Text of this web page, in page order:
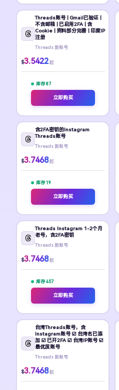
Threads账号 | Gmail已验证 |
不含邮箱 | 已启用2FA | 含
Cookie | 资料部分完善 | 印度IP
注册
Threads 新账号
$3.5422 起
库存 87
立即购买
含2FA密钥的Instagram
Threads账号
Threads 新账号
$3.7468 起
库存 19
立即购买
Threads Instagram 1-2个月
老号，含2FA密钥
Threads 新账号
$3.7468 起
库存 457
立即购买
台湾Threads账号，含
Instagram账号 ☑️ 台湾名已添
加 ☑️ 已开2FA ☑️ 台湾IP账号 ☑️
最优质账号
Threads 新账号
$3.7468 起